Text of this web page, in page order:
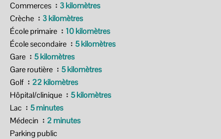
Commerces
3 kilomètres
Crèche
3 kilomètres
École primaire
10 kilomètres
École secondaire
5 kilomètres
Gare
5 kilomètres
Gare routière
5 kilomètres
Golf
22 kilomètres
Hôpital/clinique
5 kilomètres
Lac
5 minutes
Médecin
2 minutes
Parking public